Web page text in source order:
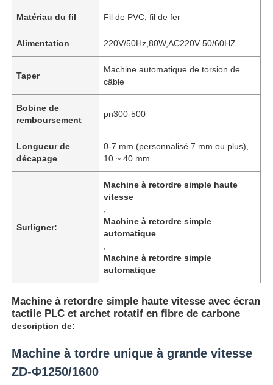
Matériau du fil Fil de PVC, fil de fer
Alimentation 220V/50Hz,80W,AC220V 50/60HZ
Taper
Machine automatique de torsion de
câble
Bobine de
remboursement
pn300-500
Longueur de
décapage
0-7 mm (personnalisé 7 mm ou plus),
10 ~ 40 mm
Surligner:
Machine à retordre simple haute
vitesse
Machine à retordre simple
automatique
Machine à retordre simple
automatique
Machine à retordre simple haute vitesse avec écran
tactile PLC et archet rotatif en fibre de carbone
description de:
Machine à tordre unique à grande vitesse
ZD-Φ1250/1600